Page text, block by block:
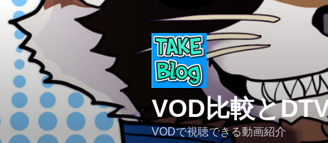
ン
キ
ッ
VOD比較と
VODで視聴できる動画紹介